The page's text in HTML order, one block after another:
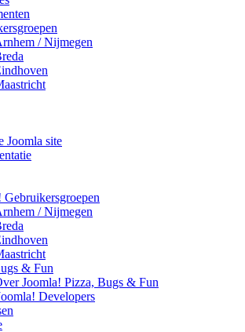
/ Nijmegen
Joomla site
Gebruikersgroepen
/ Nijmegen
& Fun
Joomla! Pizza, Bugs & Fun
Developers